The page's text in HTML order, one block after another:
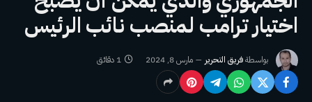
اختيار ترامب لمنصب نائب الرئيس
بواسطةفريق التحرير مارس 8, 2024 1 دقائق